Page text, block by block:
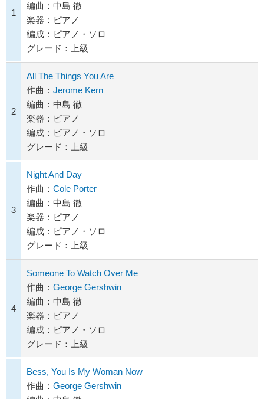
1
編曲：中島 徹
楽器：ピアノ
編成：ピアノ・ソロ
グレード：上級
2
All The Things You Are
作曲： Jerome Kern
編曲：中島 徹
楽器：ピアノ
編成：ピアノ・ソロ
グレード：上級
3
Night And Day
作曲： Cole Porter
編曲：中島 徹
楽器：ピアノ
編成：ピアノ・ソロ
グレード：上級
4
Someone To Watch Over Me
作曲： George Gershwin
編曲：中島 徹
楽器：ピアノ
編成：ピアノ・ソロ
グレード：上級
Bess, You Is My Woman Now
作曲： George Gershwin